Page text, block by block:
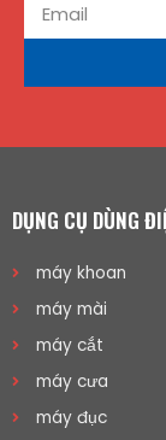
DỤNG CỤ DÙNG
máy khoan
máy mài
máy cắt
máy cưa
máy đục